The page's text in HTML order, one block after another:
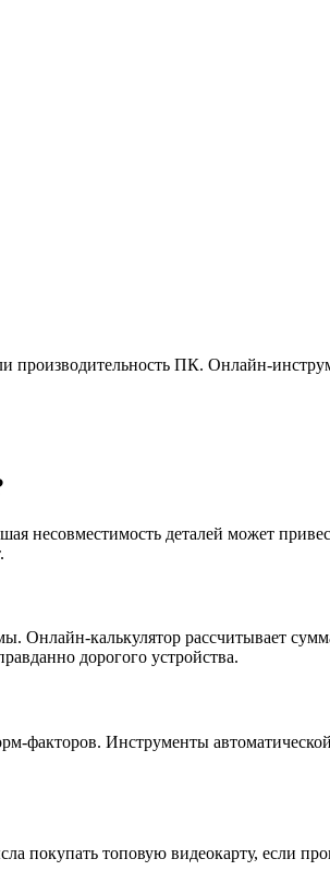
производительность ПК. Онлайн-
деталей может
Онлайн-калькулятор рассчитывает
дорогого устройства.
факторов. Инструменты
покупать топовую видеокарту, если